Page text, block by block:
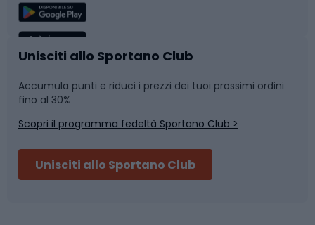
Sport di squadra
Caschi da ciclismo
Skitouring
Camminata nordica
Nuoto
Pattinaggio
Unisciti allo Sportano Club
Accumula punti e riduci i prezzi dei tuoi prossimi ordini
fino al 30%
Scopri il programma fedeltà Sportano Club >
Unisciti allo Sportano Club